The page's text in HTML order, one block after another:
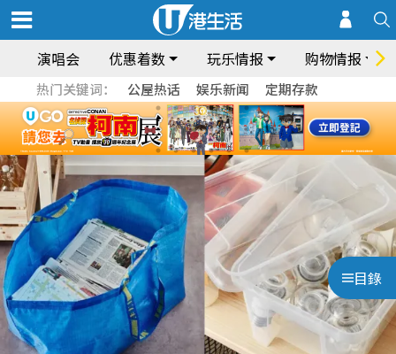
演唱会 优惠着数 玩乐情报 购物情报
热门关键词： 公屋热话 娱乐新闻 定期存款
目錄